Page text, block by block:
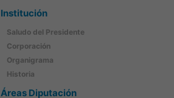
Institución
Saludo del Presidente
Corporación
Organigrama
Historia
Áreas Diputación